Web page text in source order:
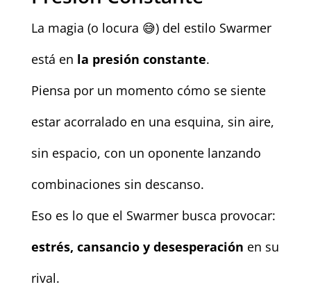
La magia (o locura 😅) del estilo Swarmer
está en la presión constante.
Piensa por un momento cómo se siente
estar acorralado en una esquina, sin aire,
sin espacio, con un oponente lanzando
combinaciones sin descanso.
Eso es lo que el Swarmer busca provocar:
estrés, cansancio y desesperación en su
rival.